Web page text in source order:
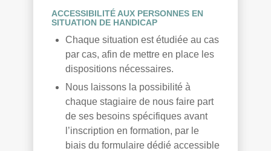
ACCESSIBILITÉ AUX PERSONNES EN
SITUATION DE HANDICAP
Chaque situation est étudiée au cas
par cas, afin de mettre en place les
dispositions nécessaires.
Nous laissons la possibilité à
chaque stagiaire de nous faire part
de ses besoins spécifiques avant
l’inscription en formation, par le
biais du formulaire dédié accessible